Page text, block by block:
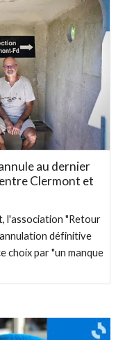
au dernier
Clermont et
l'association "Retour
définitive
choix par "un manque